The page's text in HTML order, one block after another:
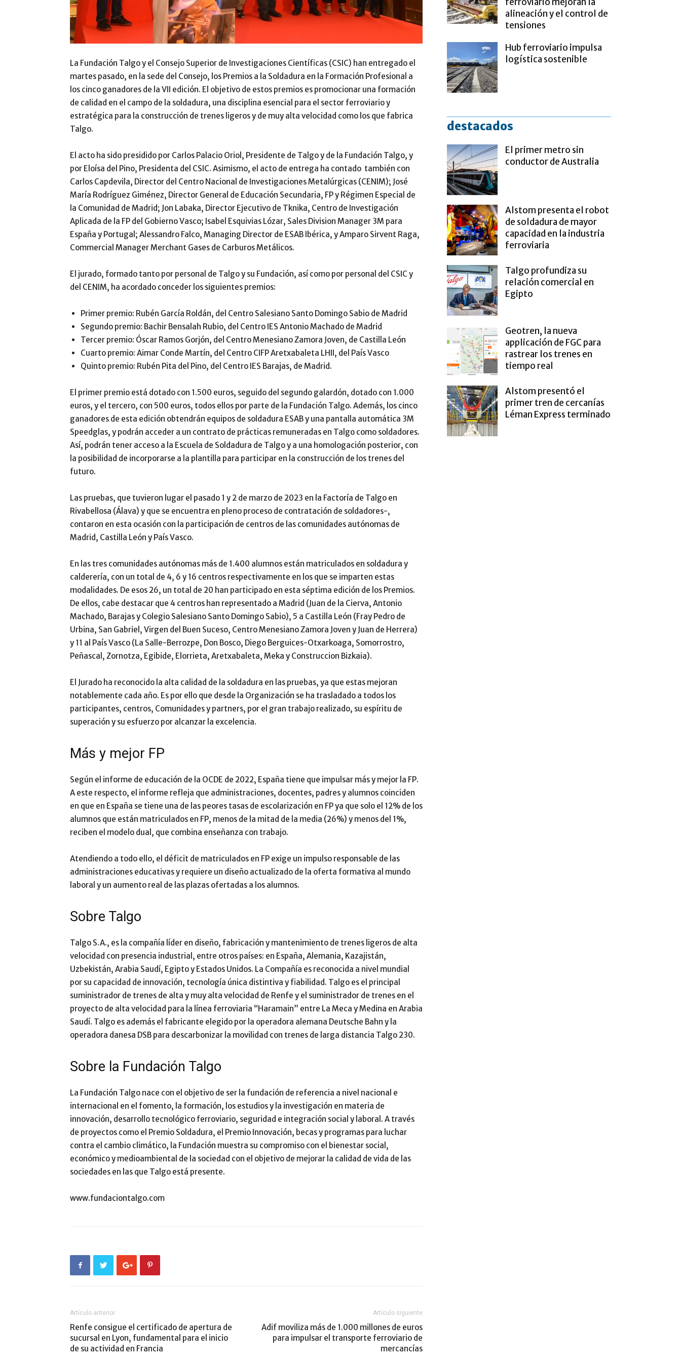
La Fundación Talgo y el Consejo Superior de Investigaciones Científicas (CSIC) han entregado el
martes pasado, en la sede del Consejo, los Premios a la Soldadura en la Formación Profesional a
los cinco ganadores de la VII edición. El objetivo de estos premios es promocionar una formación
de calidad en el campo de la soldadura, una disciplina esencial para el sector ferroviario y
estratégica para la construcción de trenes ligeros y de muy alta velocidad como los que fabrica
Talgo.
El acto ha sido presidido por Carlos Palacio Oriol, Presidente de Talgo y de la Fundación Talgo, y
por Eloísa del Pino, Presidenta del CSIC. Asimismo, el acto de entrega ha contado también con
Carlos Capdevila, Director del Centro Nacional de Investigaciones Metalúrgicas (CENIM); José
María Rodríguez Giménez, Director General de Educación Secundaria, FP y Régimen Especial de
la Comunidad de Madrid; Jon Labaka, Director Ejecutivo de Tknika, Centro de Investigación
Aplicada de la FP del Gobierno Vasco; Isabel Esquivias Lózar, Sales Division Manager 3M para
España y Portugal; Alessandro Falco, Managing Director de ESAB Ibérica, y Amparo Sirvent Raga,
Commercial Manager Merchant Gases de Carburos Metálicos.
El jurado, formado tanto por personal de Talgo y su Fundación, así como por personal del CSIC y
del CENIM, ha acordado conceder los siguientes premios:
Primer premio: Rubén García Roldán, del Centro Salesiano Santo Domingo Sabio de Madrid
Segundo premio: Bachir Bensalah Rubio, del Centro IES Antonio Machado de Madrid
Tercer premio: Óscar Ramos Gorjón, del Centro Menesiano Zamora Joven, de Castilla León
Cuarto premio: Aimar Conde Martín, del Centro CIFP Aretxabaleta LHII, del País Vasco
Quinto premio: Rubén Pita del Pino, del Centro IES Barajas, de Madrid.
El primer premio está dotado con 1.500 euros, seguido del segundo galardón, dotado con 1.000
euros, y el tercero, con 500 euros, todos ellos por parte de la Fundación Talgo. Además, los cinco
ganadores de esta edición obtendrán equipos de soldadura ESAB y una pantalla automática 3M
Speedglas, y podrán acceder a un contrato de prácticas remuneradas en Talgo como soldadores.
Así, podrán tener acceso a la Escuela de Soldadura de Talgo y a una homologación posterior, con
la posibilidad de incorporarse a la plantilla para participar en la construcción de los trenes del
futuro.
Las pruebas, que tuvieron lugar el pasado 1 y 2 de marzo de 2023 en la Factoría de Talgo en
Rivabellosa (Álava) y que se encuentra en pleno proceso de contratación de soldadores-,
contaron en esta ocasión con la participación de centros de las comunidades autónomas de
Madrid, Castilla León y País Vasco.
En las tres comunidades autónomas más de 1.400 alumnos están matriculados en soldadura y
calderería, con un total de 4, 6 y 16 centros respectivamente en los que se imparten estas
modalidades. De esos 26, un total de 20 han participado en esta séptima edición de los Premios.
De ellos, cabe destacar que 4 centros han representado a Madrid (Juan de la Cierva, Antonio
Machado, Barajas y Colegio Salesiano Santo Domingo Sabio), 5 a Castilla León (Fray Pedro de
Urbina, San Gabriel, Virgen del Buen Suceso, Centro Menesiano Zamora Joven y Juan de Herrera)
y 11 al País Vasco (La Salle-Berrozpe, Don Bosco, Diego Berguices-Otxarkoaga, Somorrostro,
Peñascal, Zornotza, Egibide, Elorrieta, Aretxabaleta, Meka y Construccion Bizkaia).
El Jurado ha reconocido la alta calidad de la soldadura en las pruebas, ya que estas mejoran
notablemente cada año. Es por ello que desde la Organización se ha trasladado a todos los
participantes, centros, Comunidades y partners, por el gran trabajo realizado, su espíritu de
superación y su esfuerzo por alcanzar la excelencia.
Más y mejor FP
Según el informe de educación de la OCDE de 2022, España tiene que impulsar más y mejor la FP.
A este respecto, el informe refleja que administraciones, docentes, padres y alumnos coinciden
en que en España se tiene una de las peores tasas de escolarización en FP ya que solo el 12% de los
alumnos que están matriculados en FP, menos de la mitad de la media (26%) y menos del 1%,
reciben el modelo dual, que combina enseñanza con trabajo.
Atendiendo a todo ello, el déficit de matriculados en FP exige un impulso responsable de las
administraciones educativas y requiere un diseño actualizado de la oferta formativa al mundo
laboral y un aumento real de las plazas ofertadas a los alumnos.
Sobre Talgo
Talgo S.A., es la compañía líder en diseño, fabricación y mantenimiento de trenes ligeros de alta
velocidad con presencia industrial, entre otros países: en España, Alemania, Kazajistán,
Uzbekistán, Arabia Saudí, Egipto y Estados Unidos. La Compañía es reconocida a nivel mundial
por su capacidad de innovación, tecnología única distintiva y fiabilidad. Talgo es el principal
suministrador de trenes de alta y muy alta velocidad de Renfe y el suministrador de trenes en el
proyecto de alta velocidad para la línea ferroviaria “Haramain” entre La Meca y Medina en Arabia
Saudí. Talgo es además el fabricante elegido por la operadora alemana Deutsche Bahn y la
operadora danesa DSB para descarbonizar la movilidad con trenes de larga distancia Talgo 230.
Sobre la Fundación Talgo
La Fundación Talgo nace con el objetivo de ser la fundación de referencia a nivel nacional e
internacional en el fomento, la formación, los estudios y la investigación en materia de
innovación, desarrollo tecnológico ferroviario, seguridad e integración social y laboral. A través
de proyectos como el Premio Soldadura, el Premio Innovación, becas y programas para luchar
contra el cambio climático, la Fundación muestra su compromiso con el bienestar social,
económico y medioambiental de la sociedad con el objetivo de mejorar la calidad de vida de las
sociedades en las que Talgo está presente.
www.fundaciontalgo.com
Artículo anterior
Renfe consigue el certificado de apertura de
sucursal en Lyon, fundamental para el inicio
de su actividad en Francia
Artículo siguiente
Adif moviliza más de 1.000 millones de euros
para impulsar el transporte ferroviario de
mercancías
alineación y el control de
tensiones
Hub ferroviario impulsa
logística sostenible
destacados
El primer metro sin
conductor de Australia
Alstom presenta el robot
de soldadura de mayor
capacidad en la industria
ferroviaria
Talgo profundiza su
relación comercial en
Egipto
Geotren, la nueva
applicación de FGC para
rastrear los trenes en
tiempo real
Alstom presentó el
primer tren de cercanías
Léman Express terminado